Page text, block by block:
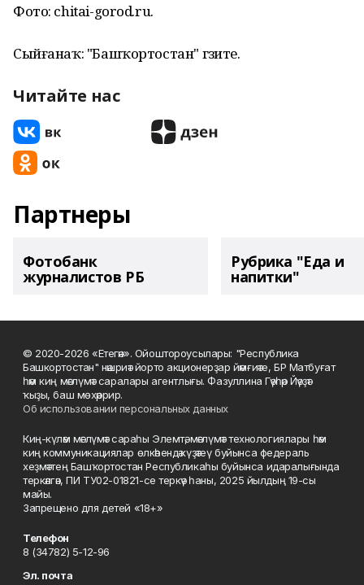
Фото: chitai-gorod.ru.
Сыйғанаҡ: "Башҡортостан" гәзите.
Читайте нас
Партнеры
Фотобанк
журналистов РБ
Рубрика "Еда и
напитки"
© 2020-2026 «Етегән». Ойоштороусылары: "Республика
Башкортостан" нәшриәт йорто акционерҙар йәмғиәте, БР Матбуғат
һәм киң мәғлүмәт саралары агентлығы. Фазуллина Гәүһәр Йәүҙәт
ҡыҙы, баш мөхәррир.
Об использовании персональных данных
Киң-күләм мәғлүмәт сараһы Элемтә, мәғлүмәт технологиялары һәм
киң коммуникациялар өлкәһендә күҙәтеү буйынса федераль
хеҙмәттең Башҡортостан Республикаһы буйынса идаралығында
теркәлгән, ПИ ТУ02-01821-се теркәү һаны, 2025 йылдың 19-сы
майы.
Запрещено для детей «18+»
Телефон
8 (34782) 5-12-96
Эл. почта